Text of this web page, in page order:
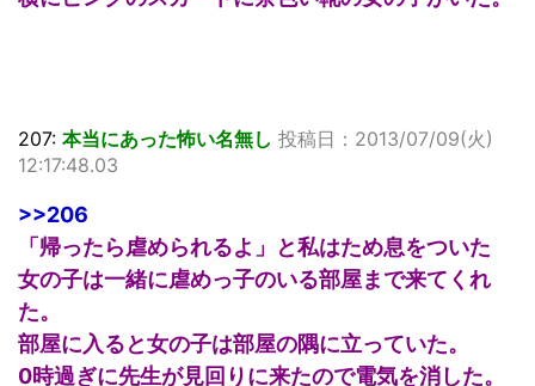
207: 本当にあった怖い名無し 投稿日：2013/07/09(火)
12:17:48.03
>>206
「帰ったら虐められるよ」と私はため息をついた
女の子は一緒に虐めっ子のいる部屋まで来てくれ
た。
部屋に入ると女の子は部屋の隅に立っていた。
0時過ぎに先生が見回りに来たので電気を消した。